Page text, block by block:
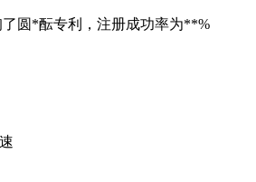
了圆*酝专利，注册成功率为**%